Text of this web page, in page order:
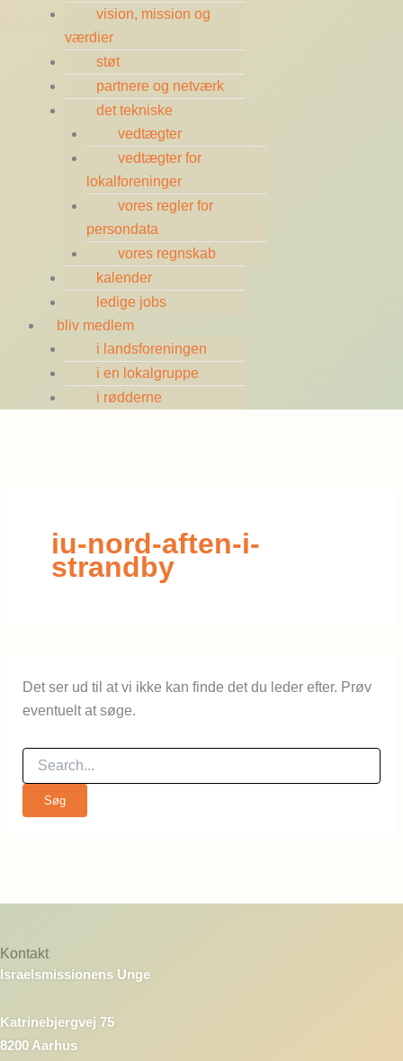
vision, mission og
værdier
støt
partnere og netværk
det tekniske
vedtægter
vedtægter for
lokalforeninger
vores regler for
persondata
vores regnskab
kalender
ledige jobs
bliv medlem
i landsforeningen
i en lokalgruppe
i rødderne
iu-nord-aften-i-
strandby
Det ser ud til at vi ikke kan finde det du leder efter. Prøv
eventuelt at søge.
Kontakt
Israelsmissionens Unge
Katrinebjergvej 75
8200 Aarhus